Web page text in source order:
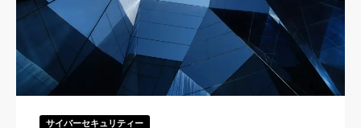
サイバーセキュリティー